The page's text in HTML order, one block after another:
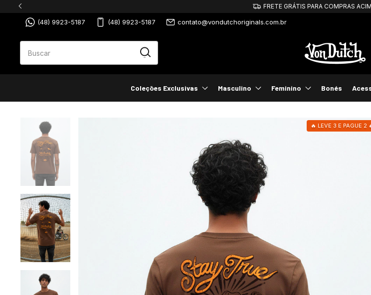
GANHE 5% DE DESCONTO NO
(48) 9923-5187 (48) 9923-5187 contato@vondutchoriginals.com.br
Coleções Exclusivas Masculino Feminino Bonés
🔥 LEVE 3 E PAGUE 2